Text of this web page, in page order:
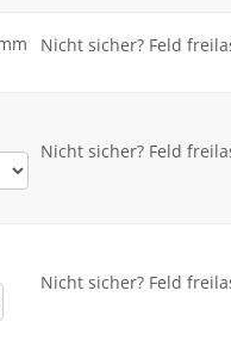
Nicht sicher? Feld
Nicht sicher? Feld
Nicht sicher? Feld